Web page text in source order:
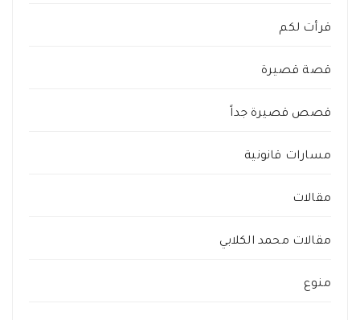
قرأت لكم
قصة قصيرة
قصص قصيرة جداً
مسارات قانونية
مقالات
مقالات محمد الكلابي
منوع